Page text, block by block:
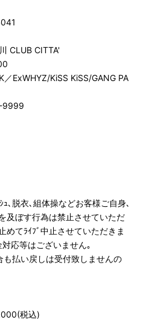
CLUB CITTA'
ExWHYZ/KiSS KiSS/GANG PA
9999
ｭ､脱衣､組体操などお客様ご自身､
及ぼす行為は禁止させていただ
めてﾗｲﾌﾞ中止させていただきま
応等はございません｡
払い戻しは受付致しませんの
税込)